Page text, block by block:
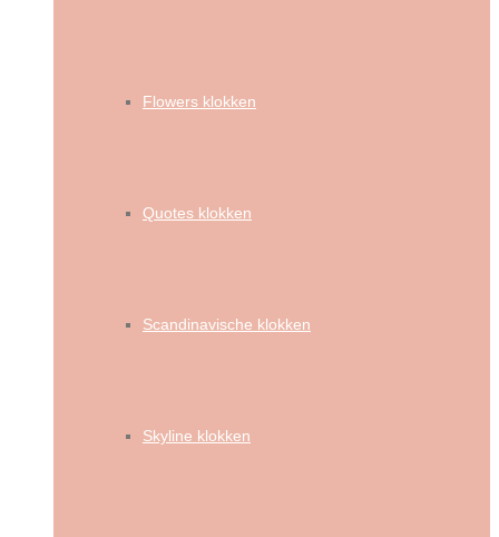
Flowers klokken
Quotes klokken
Scandinavische klokken
Skyline klokken